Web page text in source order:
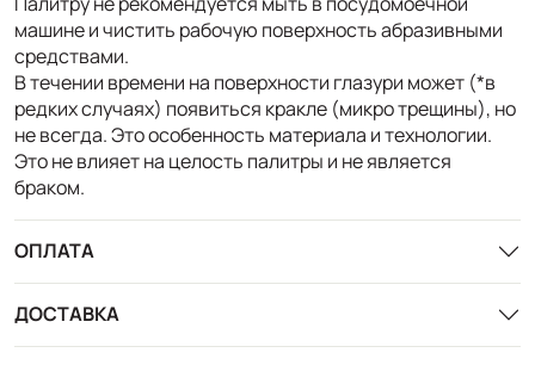
машине и чистить рабочую поверхность абразивными
средствами.
В течении времени на поверхности глазури может (*в
редких случаях) появиться кракле (микро трещины), но
не всегда. Это особенность материала и технологии.
Это не влияет на целость палитры и не является
браком.
ОПЛАТА
ДОСТАВКА